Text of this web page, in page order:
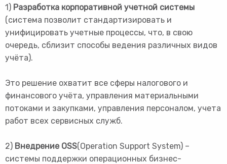
1) Разработка корпоративной учетной системы
(система позволит стандартизировать и
унифицировать учетные процессы, что, в свою
очередь, сблизит способы ведения различных видов
учёта).
Это решение охватит все сферы налогового и
финансового учёта, управления материальными
потоками и закупками, управления персоналом, учета
работ всех сервисных служб.
2) Внедрение OSS(Operation Support System) –
системы поддержки операционных бизнес-